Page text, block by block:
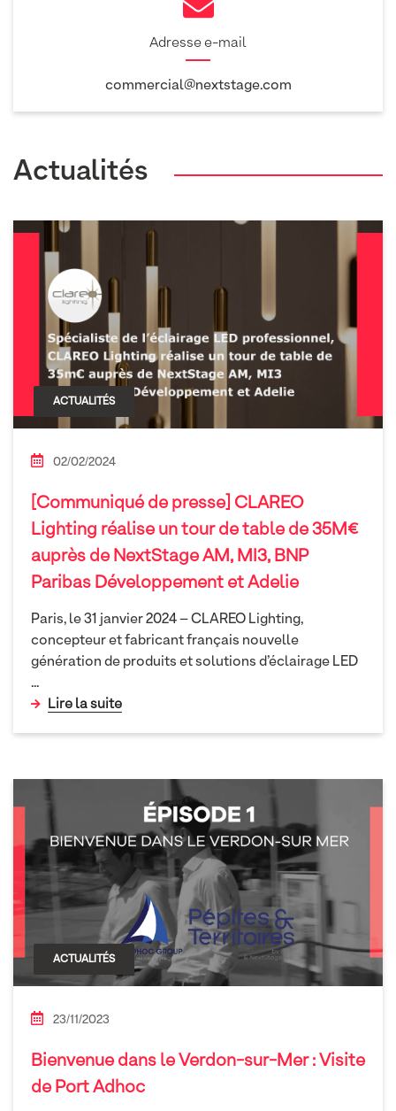
Adresse e-mail
commercial@nextstage.com
Actualités
ACTUALITÉS
02/02/2024
[Communiqué de presse] CLAREO
Lighting réalise un tour de table de 35M€
auprès de NextStage AM, MI3, BNP
Paribas Développement et Adelie
Paris, le 31 janvier 2024 – CLAREO Lighting,
concepteur et fabricant français nouvelle
génération de produits et solutions d’éclairage LED
...
Lire la suite
ACTUALITÉS
23/11/2023
Bienvenue dans le Verdon-sur-Mer : Visite
de Port Adhoc